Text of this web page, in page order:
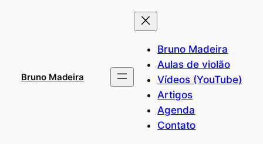
Bruno Madeira
Bruno Madeira
Aulas de violão
Vídeos (YouTube)
Artigos
Agenda
Contato